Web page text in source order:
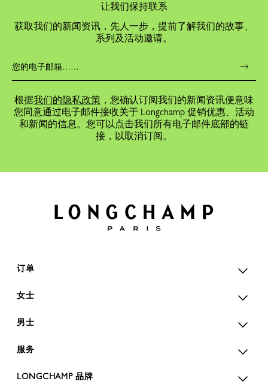
让我们保持联系
获取我们的新闻资讯，先人一步，提前了解我们的故事、
系列及活动邀请。
根据我们的隐私政策 ，您确认订阅我们的新闻资讯便意味
您同意通过电子邮件接收关于 Longchamp 促销优惠、活动
和新闻的信息。您可以点击我们所有电子邮件底部的链
接，以取消订阅。
订单
女士
男士
服务
LONGCHAMP 品牌